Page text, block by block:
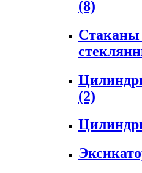
(8)
Стаканы
(2)